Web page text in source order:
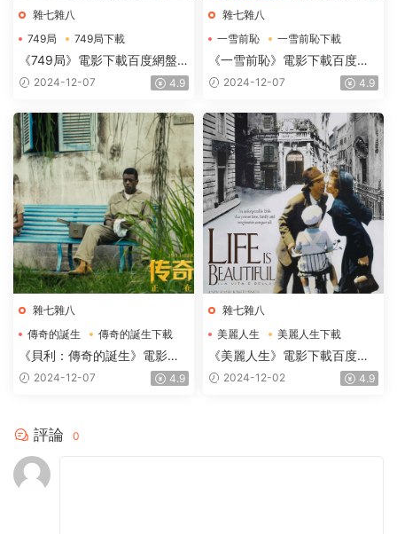
雜七雜八
749局
749局下載
749局電影下載
《749局》電影下載百度網盤
2024_HD國語中字2.73GB
2024-12-07 4.9
雜七雜八
一雪前恥
一雪前恥下載
一雪前恥電影下載
《一雪前恥》電影下載百度網
盤-2024_HD國語中英雙字
2024-12-07 4.9
雜七雜八
傳奇的誕生
傳奇的誕生下載
傳奇的誕生電影下載
《貝利：傳奇的誕生》電影下
載百度網盤BD國語中英雙字
2024-12-07 4.9
雜七雜八
美麗人生
美麗人生下載
美麗人生電影下載
《美麗人生》電影下載百度網
盤1997.高清國語中英雙字
2024-12-02 4.9
評論 0